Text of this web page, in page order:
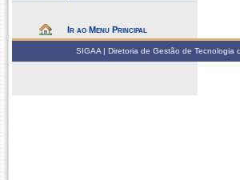
Ir ao Menu Principal
SIGAA | Diretoria de Gestão de